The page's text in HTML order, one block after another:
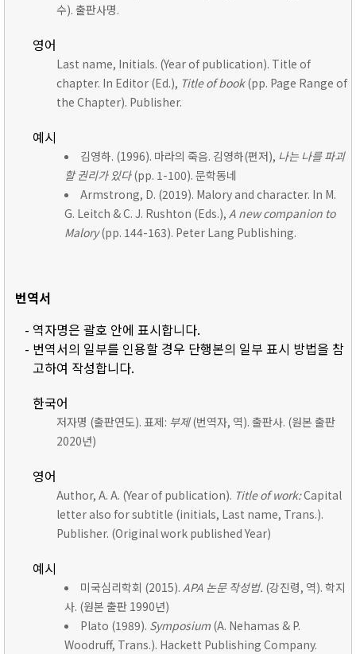
수). 출판사명.
영어
Last name, Initials. (Year of publication). Title of
chapter. In Editor (Ed.), Title of book(pp. Page Range of
the Chapter). Publisher.
예시
김영하. (1996). 마라의 죽음. 김영하(편저), 나는 나를 파괴
할 권리가 있다(pp. 1-100). 문학동네
Armstrong, D. (2019). Malory and character. In M.
G. Leitch & C. J. Rushton (Eds.), A new companion to
Malory(pp. 144-163). Peter Lang Publishing.
번역서
- 역자명은 괄호 안에 표시합니다.
- 번역서의 일부를 인용할 경우 단행본의 일부 표시 방법을 참
고하여 작성합니다.
한국어
저자명 (출판연도). 표제: 부제(번역자, 역). 출판사. (원본 출판
2020년)
영어
Author, A. A. (Year of publication). Title of work:Capital
letter also for subtitle (initials, Last name, Trans.).
Publisher. (Original work published Year)
예시
미국심리학회 (2015). APA 논문 작성법. (강진령, 역). 학지
사. (원본 출판 1990년)
Plato (1989). Symposium (A. Nehamas & P.
Woodruff, Trans.). Hackett Publishing Company.